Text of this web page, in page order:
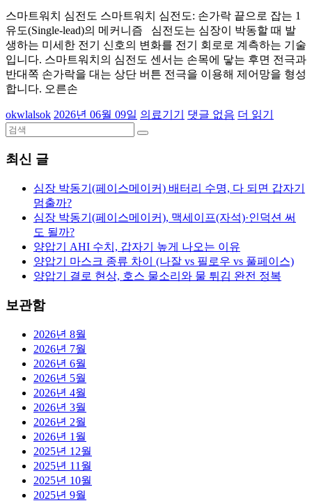
스마트워치 심전도 스마트워치 심전도: 손가락 끝으로 잡는 1
유도(Single-lead)의 메커니즘 심전도는 심장이 박동할 때 발
생하는 미세한 전기 신호의 변화를 전기 회로로 계측하는 기술
입니다. 스마트워치의 심전도 센서는 손목에 닿는 후면 전극과
반대쪽 손가락을 대는 상단 버튼 전극을 이용해 제어망을 형성
합니다. 오른손
okwlalsok 2026년 06월 09일 의료기기 댓글 없음 더 읽기
최신 글
심장 박동기(페이스메이커) 배터리 수명, 다 되면 갑자기
멈출까?
심장 박동기(페이스메이커), 맥세이프(자석)·인덕션 써
도 될까?
양압기 AHI 수치, 갑자기 높게 나오는 이유
양압기 마스크 종류 차이 (나잘 vs 필로우 vs 풀페이스)
양압기 결로 현상, 호스 물소리와 물 튀김 완전 정복
보관함
2026년 8월
2026년 7월
2026년 6월
2026년 5월
2026년 4월
2026년 3월
2026년 2월
2026년 1월
2025년 12월
2025년 11월
2025년 10월
2025년 9월